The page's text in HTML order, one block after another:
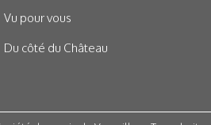
Vu pour vous
Du côté du Château